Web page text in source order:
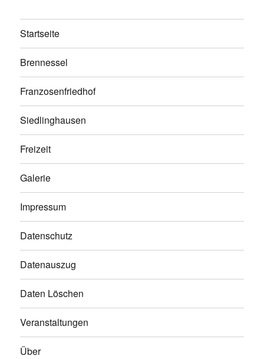
Startseite
Brennessel
Franzosenfriedhof
Siedlinghausen
Freizeit
Galerie
Impressum
Datenschutz
Datenauszug
Daten Löschen
Veranstaltungen
Über